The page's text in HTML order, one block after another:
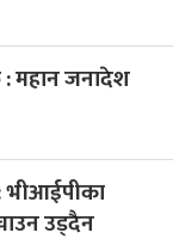
महान जनादेश
भीआईपीका
उड्दैन